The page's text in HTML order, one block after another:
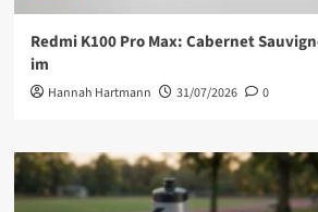
Redmi K100 Pro Max: Cabernet
im
Hannah Hartmann 31/07/2026 0